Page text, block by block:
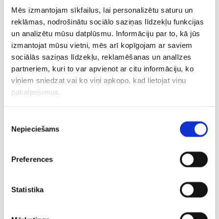
Mēs izmantojam sīkfailus, lai personalizētu saturu un
reklāmas, nodrošinātu sociālo saziņas līdzekļu funkcijas
un analizētu mūsu datplūsmu. Informāciju par to, kā jūs
izmantojat mūsu vietni, mēs arī kopīgojam ar saviem
sociālās saziņas līdzekļu, reklamēšanas un analīzes
partneriem, kuri to var apvienot ar citu informāciju, ko
viņiem sniedzat vai ko viņi apkopo, kad lietojat viņu
pakalpojumus.
izvēle
Nepieciešams
Preferences
Statistika
Grupā pēc sešām spēļu kārtām Spānija ar desmit un
Serbija ar astoņiem punktiem kvalificējās finālturnīram.
Arī Itālija ar sešiem punktiem kā labākā trešās vietas
īpašniece iekļuva finālturnīrā, bet Latvijas izlase finišēja
bez punktiem.
LHF ziņo, ka tuvākajās dienās tiks izziņots jaunais Latvijas
vīriešu handbola izlases galvenais treneris. 1. un
čempionāta priekškvalifikācijas spēles ar Luksemburgas
izlasi, abas cīņas aizvadot izbraukumā Luksemburgā.
CITAS ZIŅAS NO ŠĪS KATEGORIJAS